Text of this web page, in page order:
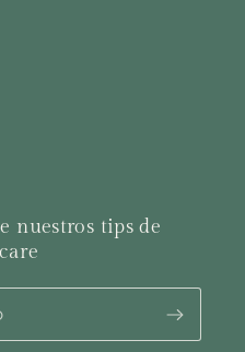
nuestros tips de